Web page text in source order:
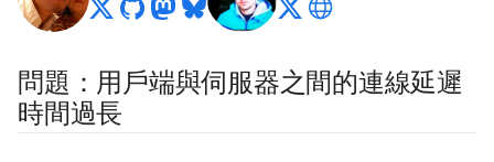
問題：用戶端與伺服器之間的連線延遲
時間過長